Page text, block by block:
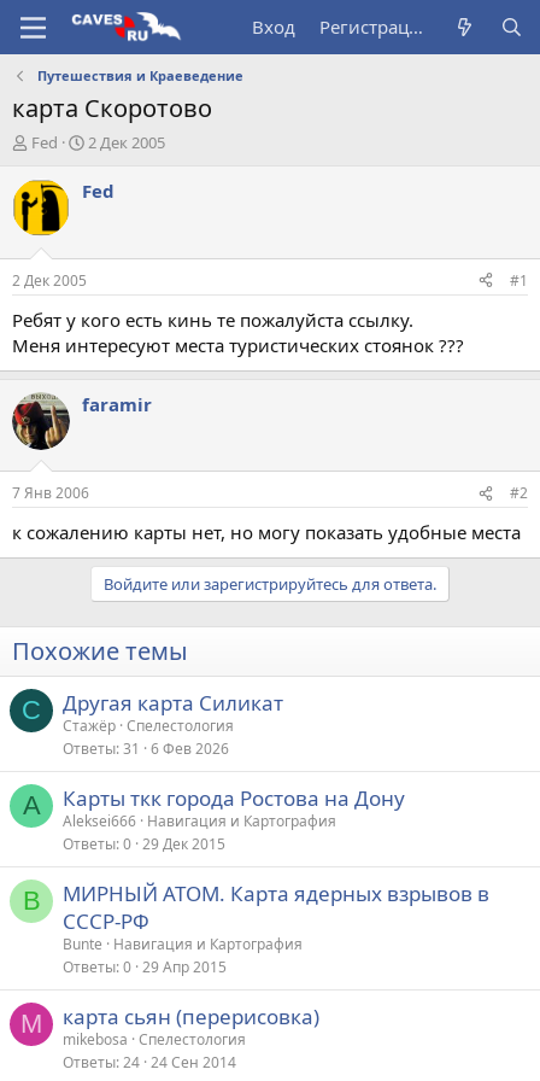
Вход Регистрация
Путешествия и Краеведение
карта Скоротово
А
т
о
т
е
м
ы
Fed
Д
т
а
л
2 Дек 2005
Fed
2 Дек 2005 #1
Ребят у кого есть кинь те пожалуйста ссылку.
Меня интересуют места туристических стоянок ???
faramir
7 Янв 2006 #2
к сожалению карты нет, но могу показать удобные места
Войдите или зарегистрируйтесь для ответа.
Похожие темы
С Другая карта Силикат
Стажёр Спелестология
Ответы 31 6 Фев 2026
A Карты ткк города Ростова на Дону
Aleksei666 Навигация и Картография
Ответы 0 29 Дек 2015
B
МИРНЫЙ АТОМ. Карта ядерных взрывов в
СССР-РФ
Bunte
Навигация и Картография
Ответы 0 29 Апр 2015
M карта сьян (перерисовка)
mikebosa Спелестология
Ответы 24 24 Сен 2014